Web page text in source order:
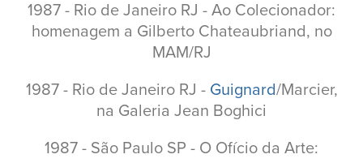
1987 - Rio de Janeiro RJ - Ao Colecionador:
homenagem a Gilberto Chateaubriand, no
MAM/RJ
1987 - Rio de Janeiro RJ - Guignard/Marcier,
na Galeria Jean Boghici
1987 - São Paulo SP - O Ofício da Arte: